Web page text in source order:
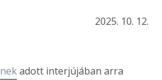
2025. 10. 12.
adott interjújában arra